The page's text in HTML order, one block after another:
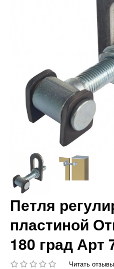
Петля
пластиной
180 град Арт
Читать отзывы